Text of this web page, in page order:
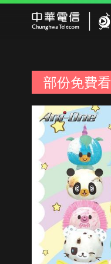
部份免費看